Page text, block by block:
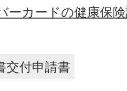
ーカードの健康保
交付申請書